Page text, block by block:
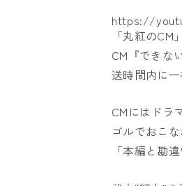
https://
「丸紅の
CM『できな
送時間内に
CMにはドラ
ゴルでおこ
「本編と勘